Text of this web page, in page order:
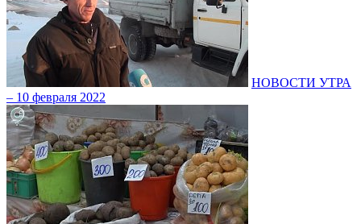
НОВОСТИ УТРА
– 10 февраля 2022